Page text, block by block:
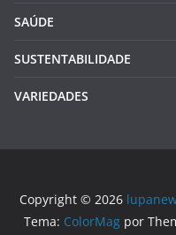
SAÚDE
SUSTENTABILIDADE
VARIEDADES
Copyright © 2026
Tema: ColorMag por